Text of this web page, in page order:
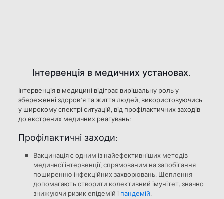
Інтервенція в медичних установах.
Інтервенція в медицині відіграє вирішальну роль у
збереженні здоров’я та життя людей, використовуючись
у широкому спектрі ситуацій, від профілактичних заходів
до екстрених медичних реагувань:
Профілактичні заходи:
Вакцинація є одним із найефективніших методів
медичної інтервенції, спрямованим на запобігання
поширенню інфекційних захворювань. Щеплення
допомагають створити колективний імунітет, значно
знижуючи ризик епідемій і пандемій.